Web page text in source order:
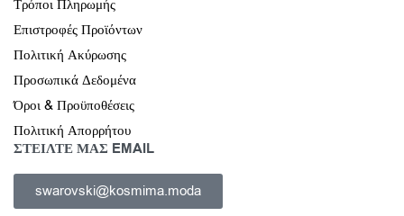
Τρόποι Πληρωμής
Επιστροφές Προϊόντων
Πολιτική Ακύρωσης
Προσωπικά Δεδομένα
Όροι & Προϋποθέσεις
Πολιτική Απορρήτου
ΣΤΕΙΛΤΕ ΜΑΣ EMAIL
swarovski@kosmima.moda